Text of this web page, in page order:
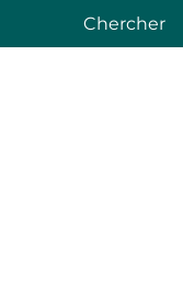
Chercher